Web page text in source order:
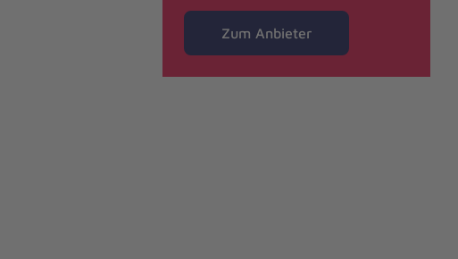
Zum Anbieter